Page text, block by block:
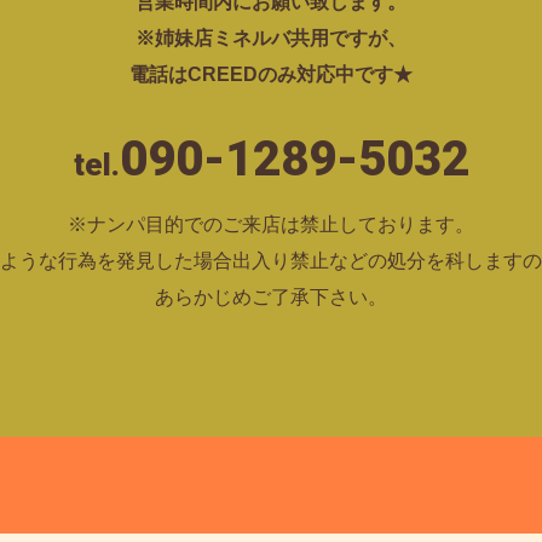
※姉妹店ミネルバ共用ですが、
電話はCREEDのみ対応中です★
tel.090-1289-5032
※ナンパ目的でのご来店は禁止しております。
うな行為を発見した場合出入り禁止などの処分を科します
あらかじめご了承下さい。